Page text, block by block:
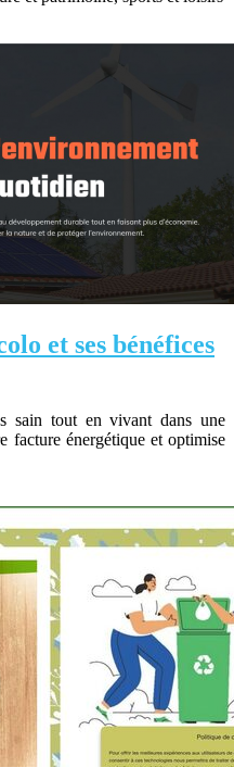
et ses bénéfices
sain tout en vivant dans une
facture énergétique et optimise